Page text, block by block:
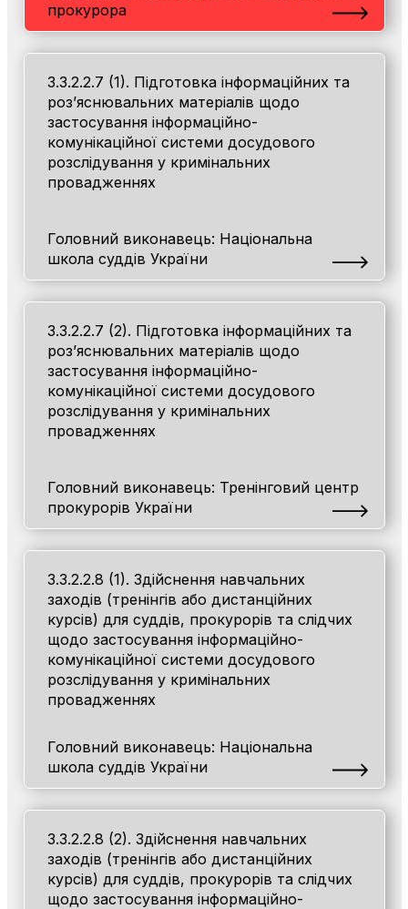
прокурора
3.3.2.2.7 (1). Підготовка інформаційних та
роз’яснювальних матеріалів щодо
застосування інформаційно-
комунікаційної системи досудового
розслідування у кримінальних
провадженнях
Головний виконавець: Національна
школа суддів України
3.3.2.2.7 (2). Підготовка інформаційних та
роз’яснювальних матеріалів щодо
застосування інформаційно-
комунікаційної системи досудового
розслідування у кримінальних
провадженнях
Головний виконавець: Тренінговий центр
прокурорів України
3.3.2.2.8 (1). Здійснення навчальних
заходів (тренінгів або дистанційних
курсів) для суддів, прокурорів та слідчих
щодо застосування інформаційно-
комунікаційної системи досудового
розслідування у кримінальних
провадженнях
Головний виконавець: Національна
школа суддів України
3.3.2.2.8 (2). Здійснення навчальних
заходів (тренінгів або дистанційних
курсів) для суддів, прокурорів та слідчих
щодо застосування інформаційно-